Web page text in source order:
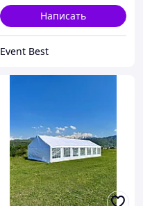
Написать
Event Best